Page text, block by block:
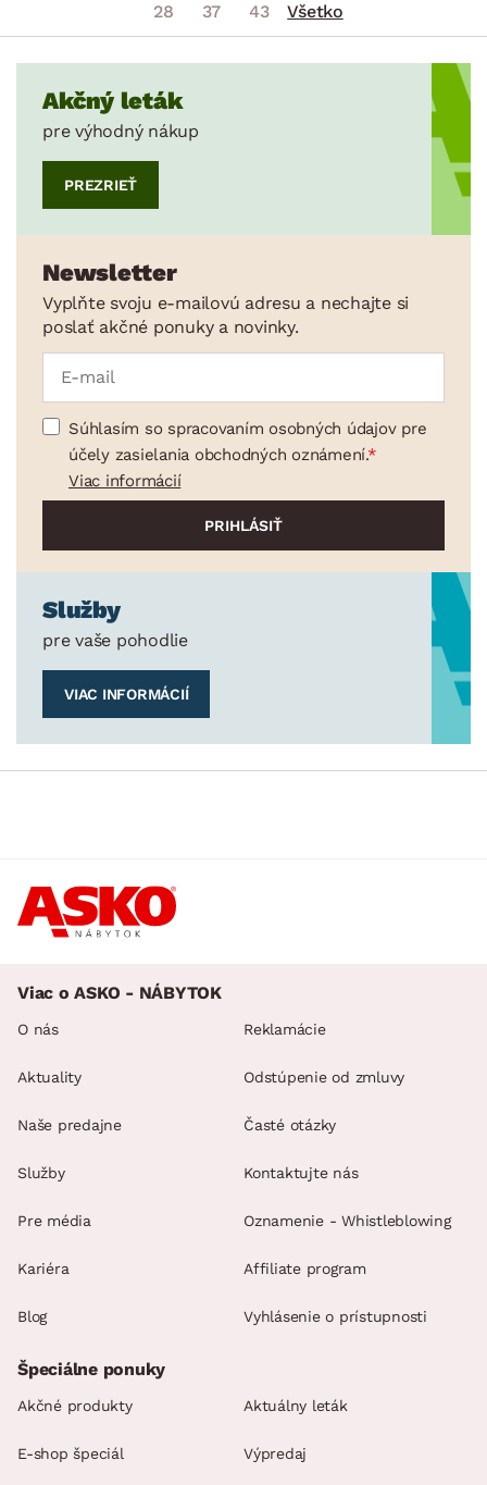
28 37 43 Všetko
Akčný leták
pre výhodný nákup
PREZRIEŤ
Newsletter
Vyplňte svoju e-mailovú adresu a nechajte si
poslať akčné ponuky a novinky.
Súhlasím so spracovaním osobných údajov pre
účely zasielania obchodných oznámení.
Viac informácií
Služby
pre vaše pohodlie
VIAC INFORMÁCIÍ
Viac o ASKO - NÁBYTOK
O nás
Aktuality
Naše predajne
Služby
Pre média
Kariéra
Blog
Reklamácie
Odstúpenie od zmluvy
Časté otázky
Kontaktujte nás
Oznamenie - Whistleblowing
Affiliate program
Vyhlásenie o prístupnosti
Špeciálne ponuky
Akčné produkty Aktuálny leták
E-shop špeciál Výpredaj